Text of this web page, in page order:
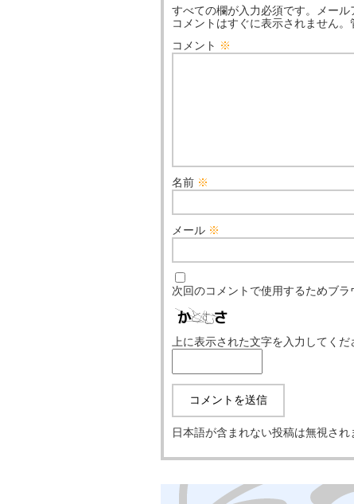
すべての欄が入力必須です。メール
コメントはすぐに表示されません。
コメント ※
名前 ※
メール ※
次回のコメントで使用するためブ
上に表示された文字を入力してくだ
日本語が含まれない投稿は無視さ